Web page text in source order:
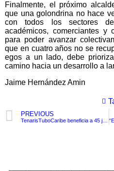
Finalmente, el próximo
que una golondrina no hace
con todos los sectores
académicos, comerciantes y
para poder avanzar
que en cuatro años no se
egos a un lado, debe
camino hacia un desarrollo a
Jaime Hernández Amin
PREVIOUS